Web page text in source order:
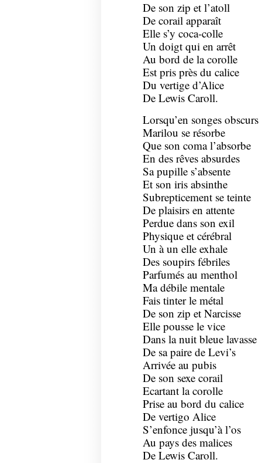
De son zip et l’atoll
De corail apparaît
Elle s’y coca-colle
Un doigt qui en arrêt
Au bord de la corolle
Est pris près du calice
Du vertige d’Alice
De Lewis Caroll.
Lorsqu’en songes obscurs
Marilou se résorbe
Que son coma l’absorbe
En des rêves absurdes
Sa pupille s’absente
Et son iris absinthe
Subrepticement se teinte
De plaisirs en attente
Perdue dans son exil
Physique et cérébral
Un à un elle exhale
Des soupirs fébriles
Parfumés au menthol
Ma débile mentale
Fais tinter le métal
De son zip et Narcisse
Elle pousse le vice
Dans la nuit bleue lavasse
De sa paire de Levi’s
Arrivée au pubis
De son sexe corail
Ecartant la corolle
Prise au bord du calice
De vertigo Alice
S’enfonce jusqu’à l’os
Au pays des malices
De Lewis Caroll.